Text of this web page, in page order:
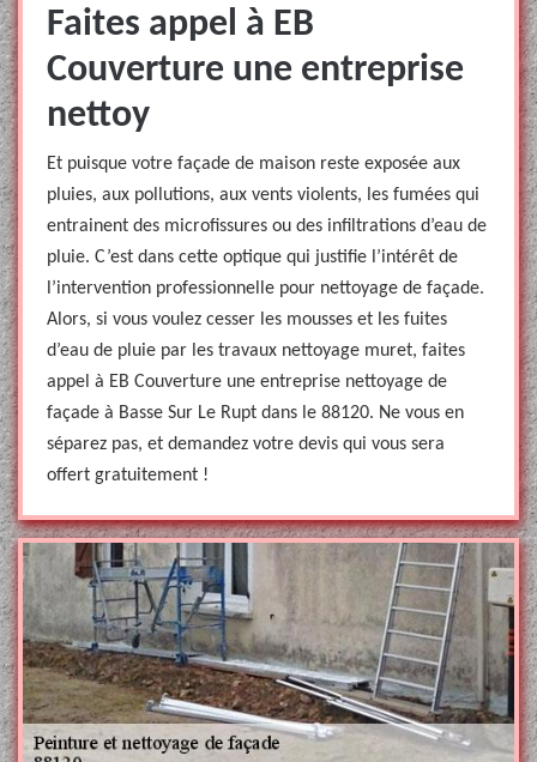
Faites appel à EB
Couverture une entreprise
nettoy
Et puisque votre façade de maison reste exposée aux
pluies, aux pollutions, aux vents violents, les fumées qui
entrainent des microfissures ou des infiltrations d’eau de
pluie. C’est dans cette optique qui justifie l’intérêt de
l’intervention professionnelle pour nettoyage de façade.
Alors, si vous voulez cesser les mousses et les fuites
d’eau de pluie par les travaux nettoyage muret, faites
appel à EB Couverture une entreprise nettoyage de
façade à Basse Sur Le Rupt dans le 88120. Ne vous en
séparez pas, et demandez votre devis qui vous sera
offert gratuitement !